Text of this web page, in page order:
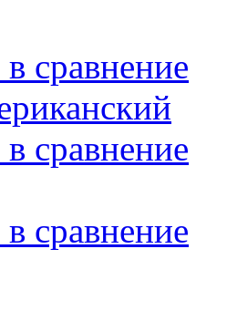
сравнение
сравнение
сравнение